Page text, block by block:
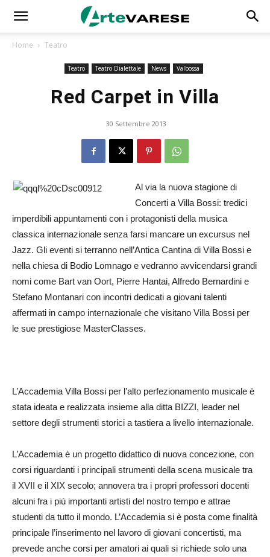
Home Teatro
Teatro Teatro Dialettale News Valbossa
Red Carpet in Villa
30 Settembre 2013
Al via la nuova stagione di
Concerti a Villa Bossi: tredici
imperdibili appuntamenti con i protagonisti della musica
classica internazionale senza farsi mancare un excursus nel
Jazz. Gli eventi si terranno nell’Antica Cantina di Villa Bossi e
nella chiesa di Bodio Lomnago e vedranno avvicendarsi grandi
nomi come Bart van Oort, Pierre Hantai, Alfredo Bernardini e
Stefano Montanari con incontri dedicati a giovani talenti
affermati in campo internazionale che visitano Villa Bossi per
le sue prestigiose MasterClasses.
L’Accademia Villa Bossi per l’alto perfezionamento musicale è
stata ideata e realizzata insieme alla ditta BIZZI, leader nel
settore degli strumenti storici a tastiera a livello internazionale.
L’Accademia è un progetto didattico di nuova concezione, con
corsi riguardanti i principali strumenti della scena musicale tra
il XVII e il XIX secolo; annovera tra i propri professori docenti
alcuni fra i più importanti artisti del nostro tempo e attrae
studenti da tutto il mondo. L’Accademia si è posta come finalità
principale l’inserimento nel lavoro di giovani concertisti, ma
prevede anche corsi per amatori ai quali si richiede solo una